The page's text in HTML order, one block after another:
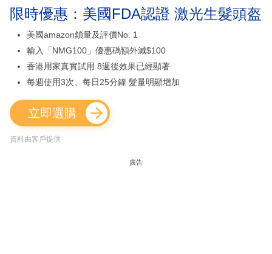
限時優惠：美國FDA認證 激光生髮頭盔
美國amazon鎖量及評價No. 1
輸入「NMG100」優惠碼額外減$100
香港用家真實試用 8週後效果已經顯著
每週使用3次、每日25分鐘 髮量明顯增加
立即選購
資料由客戶提供
廣告